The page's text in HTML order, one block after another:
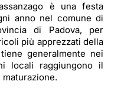
è una festa
anno nel comune di
di Padova, per
più apprezzati della
generalmente nei
locali raggiungono il